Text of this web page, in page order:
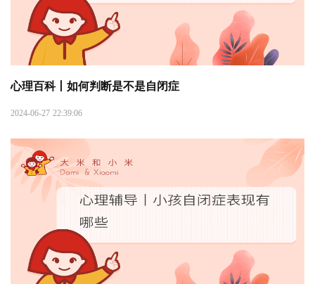
心理百科丨如何判断是不是自闭症
2024-06-27 22:39:06